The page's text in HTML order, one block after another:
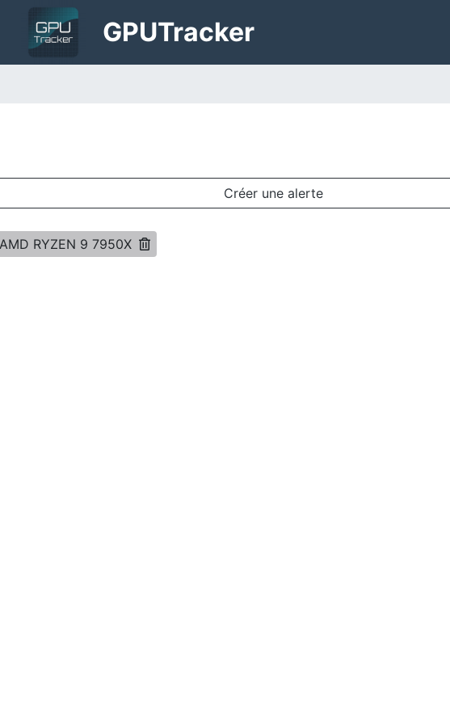
GPUTracker
Créer une alerte
RYZEN 9 7950X